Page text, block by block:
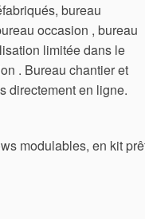
bureau
occasion , bureau
limitée dans le
. Bureau chantier et
directement en ligne.
modulables, en kit